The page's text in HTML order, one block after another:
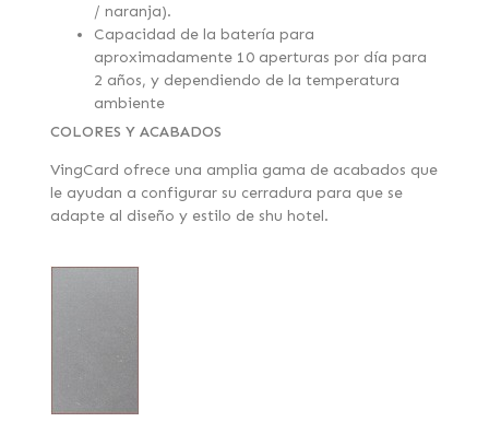
/ naranja).
Capacidad de la batería para
aproximadamente 10 aperturas por día para
2 años, y dependiendo de la temperatura
ambiente
COLORES Y ACABADOS
VingCard ofrece una amplia gama de acabados que
le ayudan a configurar su cerradura para que se
adapte al diseño y estilo de shu hotel.